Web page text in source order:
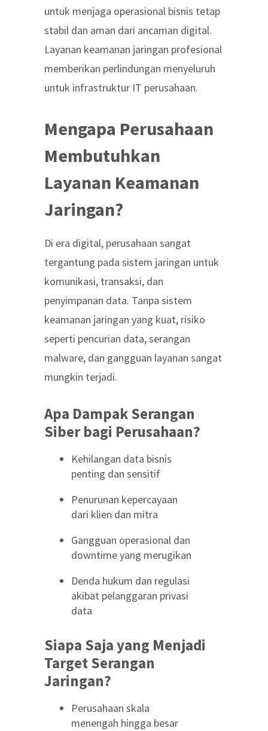
untuk menjaga operasional bisnis tetap
stabil dan aman dari ancaman digital.
Layanan keamanan jaringan profesional
memberikan perlindungan menyeluruh
untuk infrastruktur IT perusahaan.
Mengapa Perusahaan
Membutuhkan
Layanan Keamanan
Jaringan?
Di era digital, perusahaan sangat
tergantung pada sistem jaringan untuk
komunikasi, transaksi, dan
penyimpanan data. Tanpa sistem
keamanan jaringan yang kuat, risiko
seperti pencurian data, serangan
malware, dan gangguan layanan sangat
mungkin terjadi.
Apa Dampak Serangan
Siber bagi Perusahaan?
Kehilangan data bisnis
penting dan sensitif
Penurunan kepercayaan
dari klien dan mitra
Gangguan operasional dan
downtime yang merugikan
Denda hukum dan regulasi
akibat pelanggaran privasi
data
Siapa Saja yang Menjadi
Target Serangan
Jaringan?
Perusahaan skala
menengah hingga besar